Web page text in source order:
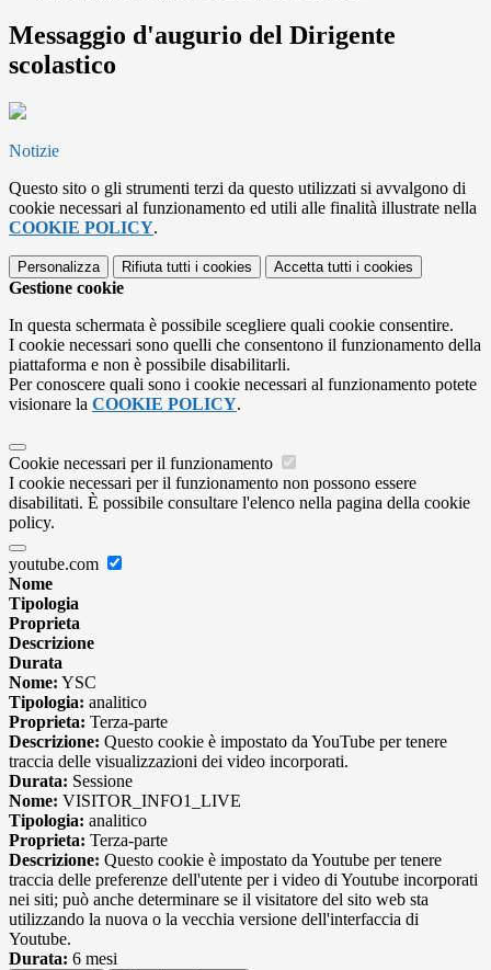
Messaggio d'augurio del Dirigente
scolastico
Notizie
Questo sito o gli strumenti terzi da questo utilizzati si avvalgono di
cookie necessari al funzionamento ed utili alle finalità illustrate nella
COOKIE POLICY.
Personalizza Rifiuta tutti i cookies Accetta tutti i cookies
Gestione cookie
In questa schermata è possibile scegliere quali cookie consentire.
I cookie necessari sono quelli che consentono il funzionamento della
piattaforma e non è possibile disabilitarli.
Per conoscere quali sono i cookie necessari al funzionamento potete
visionare la COOKIE POLICY.
Cookie necessari per il funzionamento
I cookie necessari per il funzionamento non possono essere
disabilitati. È possibile consultare l'elenco nella pagina della cookie
policy.
youtube.com
Nome
Tipologia
Proprieta
Descrizione
Durata
Nome: YSC
Tipologia: analitico
Proprieta: Terza-parte
Descrizione: Questo cookie è impostato da YouTube per tenere
traccia delle visualizzazioni dei video incorporati.
Durata: Sessione
Nome: VISITOR_INFO1_LIVE
Tipologia: analitico
Proprieta: Terza-parte
Descrizione: Questo cookie è impostato da Youtube per tenere
traccia delle preferenze dell'utente per i video di Youtube incorporati
nei siti; può anche determinare se il visitatore del sito web sta
utilizzando la nuova o la vecchia versione dell'interfaccia di
Youtube.
Durata: 6 mesi